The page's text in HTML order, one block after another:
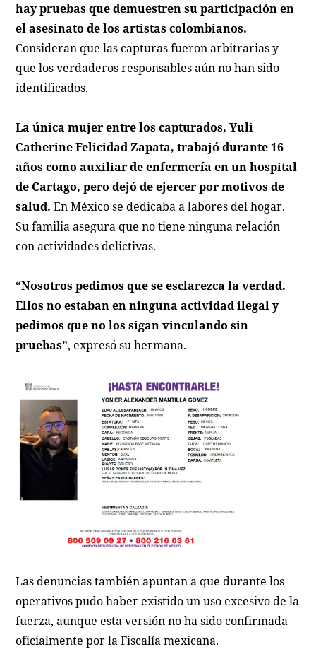
hay pruebas que demuestren su participación en
el asesinato de los artistas colombianos.
Consideran que las capturas fueron arbitrarias y
que los verdaderos responsables aún no han sido
identificados.
La única mujer entre los capturados, Yuli
Catherine Felicidad Zapata, trabajó durante 16
años como auxiliar de enfermería en un hospital
de Cartago, pero dejó de ejercer por motivos de
salud.En México se dedicaba a labores del hogar.
Su familia asegura que no tiene ninguna relación
con actividades delictivas.
“Nosotros pedimos que se esclarezca la verdad.
Ellos no estaban en ninguna actividad ilegal y
pedimos que no los sigan vinculando sin
pruebas”, expresó su hermana.
Las denuncias también apuntan a que durante los
operativos pudo haber existido un uso excesivo de la
fuerza, aunque esta versión no ha sido confirmada
oficialmente por la Fiscalía mexicana.